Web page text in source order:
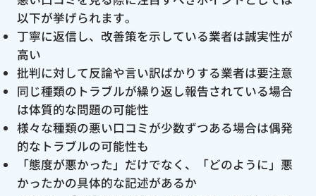
以下が挙げられます。
丁寧に返信し、改善策を示している業者は誠実性が
高い
批判に対して反論や言い訳ばかりする業者は要注意
同じ種類のトラブルが繰り返し報告されている場合
は体質的な問題の可能性
様々な種類の悪い口コミが少数ずつある場合は偶発
的なトラブルの可能性も
「態度が悪かった」だけでなく、「どのように」悪
かったかの具体的な記述があるか